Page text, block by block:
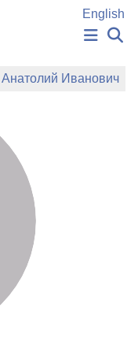
English
Анатолий Иванович